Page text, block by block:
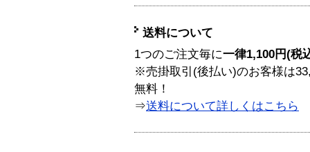
送料について
1つのご注文毎に一律1,100円(税
※売掛取引(後払い)のお客様は
無料！
⇒送料について詳しくはこちら